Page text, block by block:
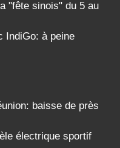
"fête sinois" du 5 au
IndiGo: à peine
baisse de près
électrique sportif